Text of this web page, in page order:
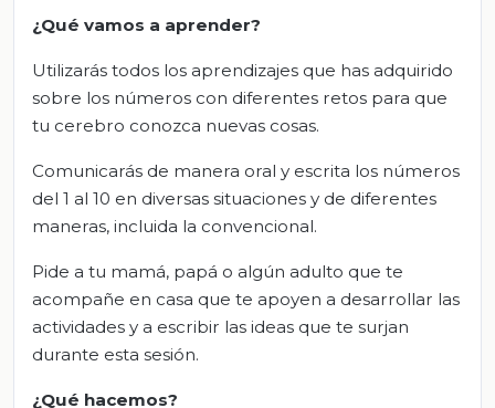
¿Qué vamos a aprender?
Utilizarás todos los aprendizajes que has adquirido
sobre los números con diferentes retos para que
tu cerebro conozca nuevas cosas.
Comunicarás de manera oral y escrita los números
del 1 al 10 en diversas situaciones y de diferentes
maneras, incluida la convencional.
Pide a tu mamá, papá o algún adulto que te
acompañe en casa que te apoyen a desarrollar las
actividades y a escribir las ideas que te surjan
durante esta sesión.
¿Qué hacemos?